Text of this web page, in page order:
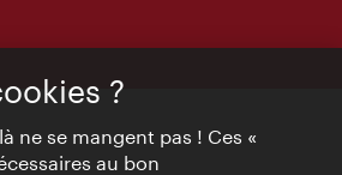
?
ne se mangent pas ! Ces «
au bon